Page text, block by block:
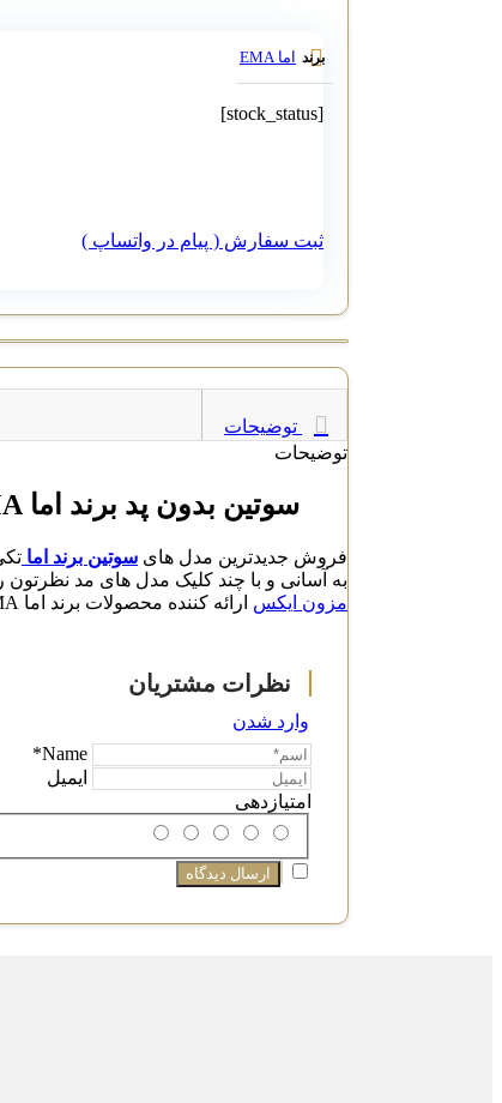
برند اما EMA
[stock_status]
ثبت سفارش ( پیام در واتساپ )
توضیحات
توضیحات
سوتین بدون پد برند اما EMMA کد 3640
فروش جدیدترین مدل های سوتین برند اما
به آسانی و با چند کلیک مدل های مد
مزون ایکس ارائه کننده محصولات برند اما EMMA برای بانوان ایرانی
وارد شدن
Name*
ایمیل
امتیازدهی